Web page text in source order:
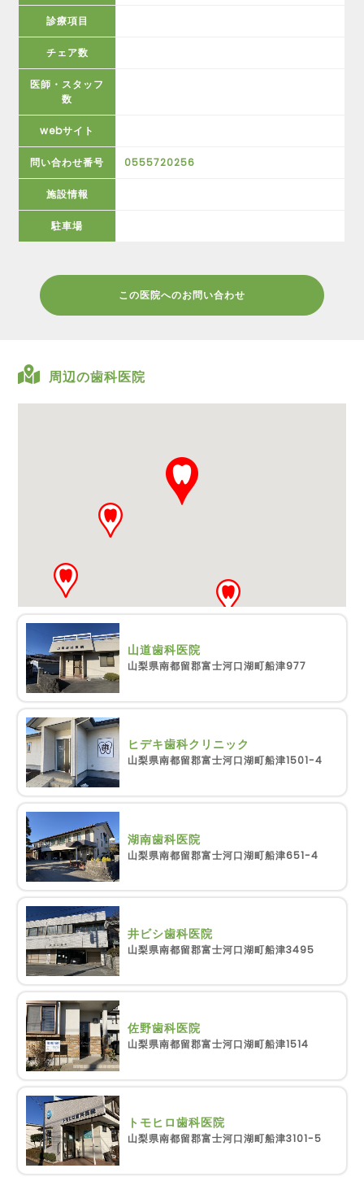
診療項目
チェア数
医師・スタッフ
数
webサイト
問い合わせ番号 0555720256
施設情報
駐車場
この医院へのお問い合わせ
周辺の歯科医院
山道歯科医院
山梨県南都留郡富士河口湖町船津977
ヒデキ歯科クリニック
山梨県南都留郡富士河口湖町船津1501-4
湖南歯科医院
山梨県南都留郡富士河口湖町船津651-4
井ビシ歯科医院
山梨県南都留郡富士河口湖町船津3495
佐野歯科医院
山梨県南都留郡富士河口湖町船津1514
トモヒロ歯科医院
山梨県南都留郡富士河口湖町船津3101-5